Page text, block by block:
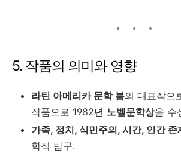
5. 작품의 의미와 영향
라틴 아메리카 문학 붐의 대표작으
작품으로 1982년 노벨문학상을 수
가족, 정치, 식민주의, 시간, 인간 존
학적 탐구.